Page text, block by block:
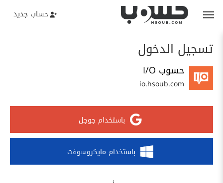
حساب جديد
تسجيل الدخول
حسوب I/O
io.hsoub.com
باستخدام جوجل
باستخدام مايكروسوفت